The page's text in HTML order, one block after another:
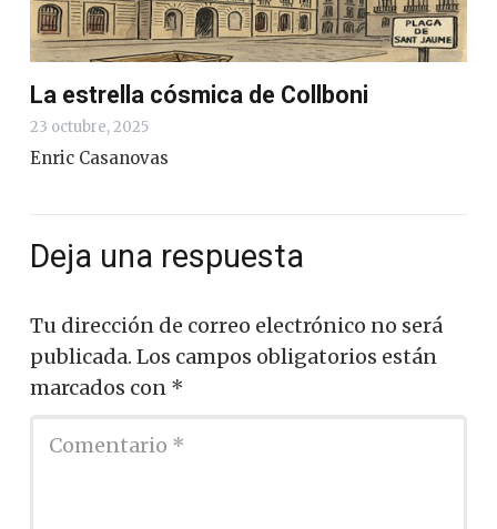
La estrella cósmica de Collboni
23 octubre, 2025
Enric Casanovas
Deja una respuesta
Tu dirección de correo electrónico no será
publicada. Los campos obligatorios están
marcados con *